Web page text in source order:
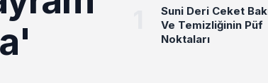
Suni Deri Ceket
Ve Temizliğinin Püf
Noktaları